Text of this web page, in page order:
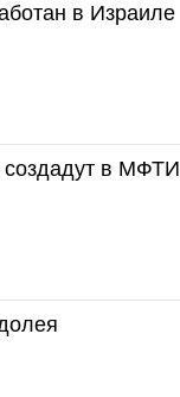
в Израиле
создадут в МФТИ